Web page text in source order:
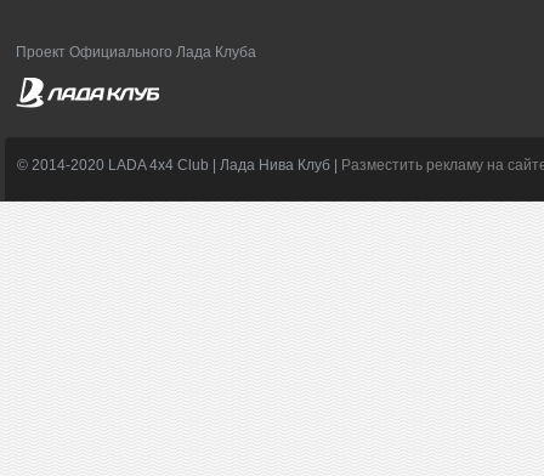
Проект Официального Лада Клуба
© 2014-2020 LADA 4x4 Club | Лада Нива Клуб | Разместить рекламу на